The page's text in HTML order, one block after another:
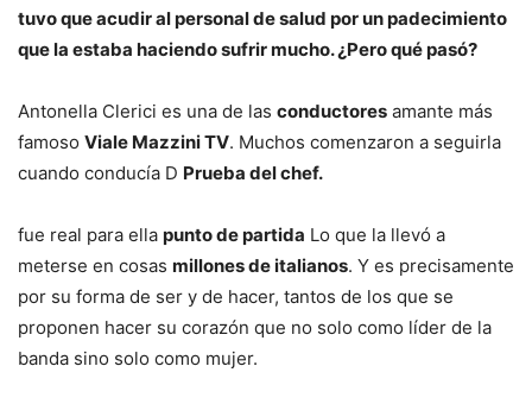
tuvo que acudir al personal de salud por un padecimiento
que la estaba haciendo sufrir mucho. ¿Pero qué pasó?
Antonella Clerici es una de las conductores amante más
famoso Viale Mazzini TV. Muchos comenzaron a seguirla
cuando conducía D Prueba del chef.
fue real para ella punto de partida Lo que la llevó a
meterse en cosas millones de italianos. Y es precisamente
por su forma de ser y de hacer, tantos de los que se
proponen hacer su corazón que no solo como líder de la
banda sino solo como mujer.